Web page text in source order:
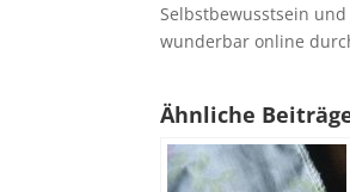
Selbstbewusstsein
wunderbar online
Ähnliche